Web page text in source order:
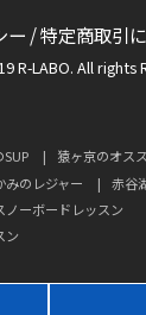
ー /特定商取引
R-LABO. All rights
猿ヶ京のオス
みのレジャー
赤谷
ノーボードレッスン
ン